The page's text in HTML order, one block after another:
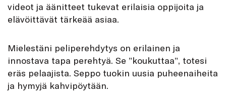
videot ja äänitteet tukevat erilaisia oppijoita ja
elävöittävät tärkeää asiaa.
Mielestäni peliperehdytys on erilainen ja
innostava tapa perehtyä. Se ”koukuttaa”, totesi
eräs pelaajista. Seppo tuokin uusia puheenaiheita
ja hymyjä kahvipöytään.